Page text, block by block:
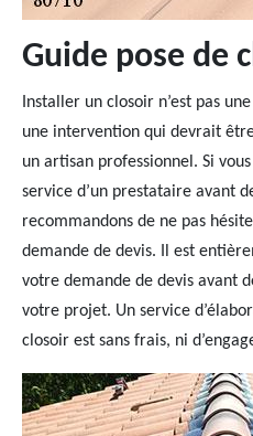
Guide pose de
Installer un closoir n’est pas
une intervention qui devrait
un artisan professionnel. Si
service d’un prestataire avant
recommandons de ne pas
demande de devis. Il est
votre demande de devis avant
votre projet. Un service
closoir est sans frais, ni